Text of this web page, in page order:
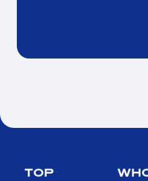
TOP